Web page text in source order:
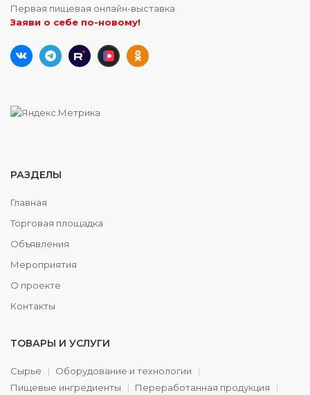
Первая пищевая онлайн-выставка
Заяви о себе по-новому!
РАЗДЕЛЫ
Главная
Торговая площадка
Объявления
Мероприятия
О проекте
Контакты
ТОВАРЫ И УСЛУГИ
Сырье
Оборудование и технологии
Пищевые ингредиенты
Переработанная продукция